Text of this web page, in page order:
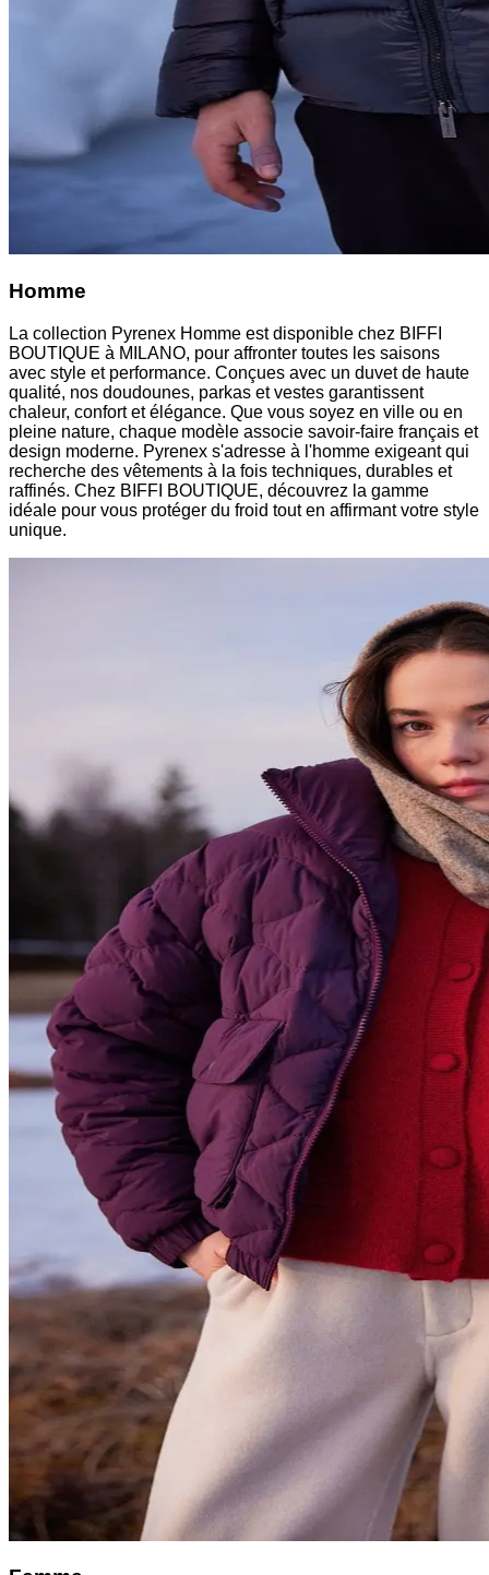
Homme
La collection Pyrenex Homme est disponible chez BIFFI
BOUTIQUE à MILANO, pour affronter toutes les saisons
avec style et performance. Conçues avec un duvet de haute
qualité, nos doudounes, parkas et vestes garantissent
chaleur, confort et élégance. Que vous soyez en ville ou en
pleine nature, chaque modèle associe savoir-faire français et
design moderne. Pyrenex s'adresse à l'homme exigeant qui
recherche des vêtements à la fois techniques, durables et
raffinés. Chez BIFFI BOUTIQUE, découvrez la gamme
idéale pour vous protéger du froid tout en affirmant votre style
unique.